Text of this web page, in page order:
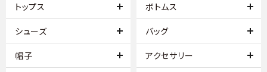
トップス ボトムス
シューズ バッグ
帽子 アクセサリー